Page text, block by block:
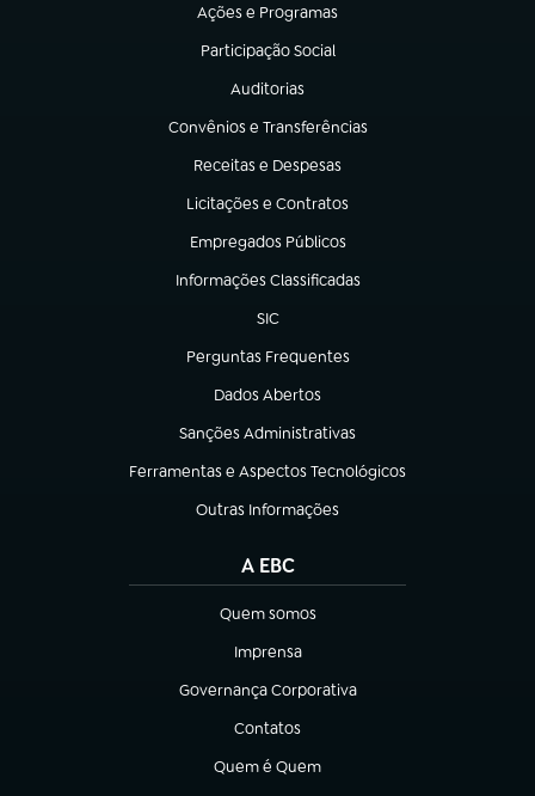
Ações e Programas
(abre em nova aba)
Participação Social
(abre em nova aba)
Auditorias
(abre em nova aba)
Convênios e Transferências
(abre em nova aba)
Receitas e Despesas
(abre em nova aba)
Licitações e Contratos
(abre em nova aba)
Empregados Públicos
(abre em nova aba)
Informações Classificadas
(abre em nova aba)
SIC
(abre em nova aba)
Perguntas Frequentes
(abre em nova aba)
Dados Abertos
(abre em nova aba)
Sanções Administrativas
(abre em nova aba)
Ferramentas e Aspectos Tecnológicos
(abre em nova aba)
Outras Informações
(abre em nova aba)
A EBC
Quem somos
(abre em nova aba)
Imprensa
(abre em nova aba)
Governança Corporativa
(abre em nova aba)
Contatos
(abre em nova aba)
Quem é Quem
(abre em nova aba)